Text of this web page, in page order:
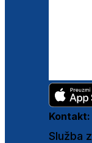
Kontakt:
Služba